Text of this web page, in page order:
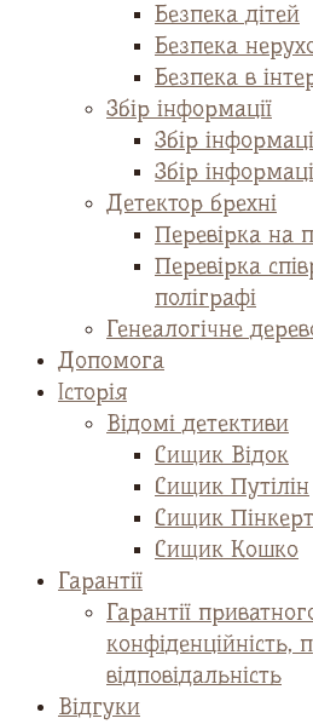
Безпека дітей
Безпека
Безпека в
Збір інформації
Збір
Збір
Детектор брехні
Перевірка на
Перевірка
поліграфі
Генеалогічне
Допомога
Історія
Відомі детективи
Сищик Відок
Сищик Путілін
Сищик
Сищик Кошко
Гарантії
Гарантії
конфіденційність,
відповідальність
Відгуки